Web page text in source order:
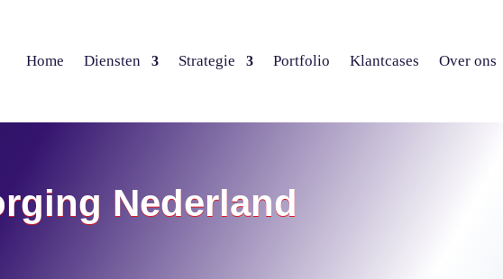
Home Diensten Strategie Portfolio Klantcases Over ons
Nederland